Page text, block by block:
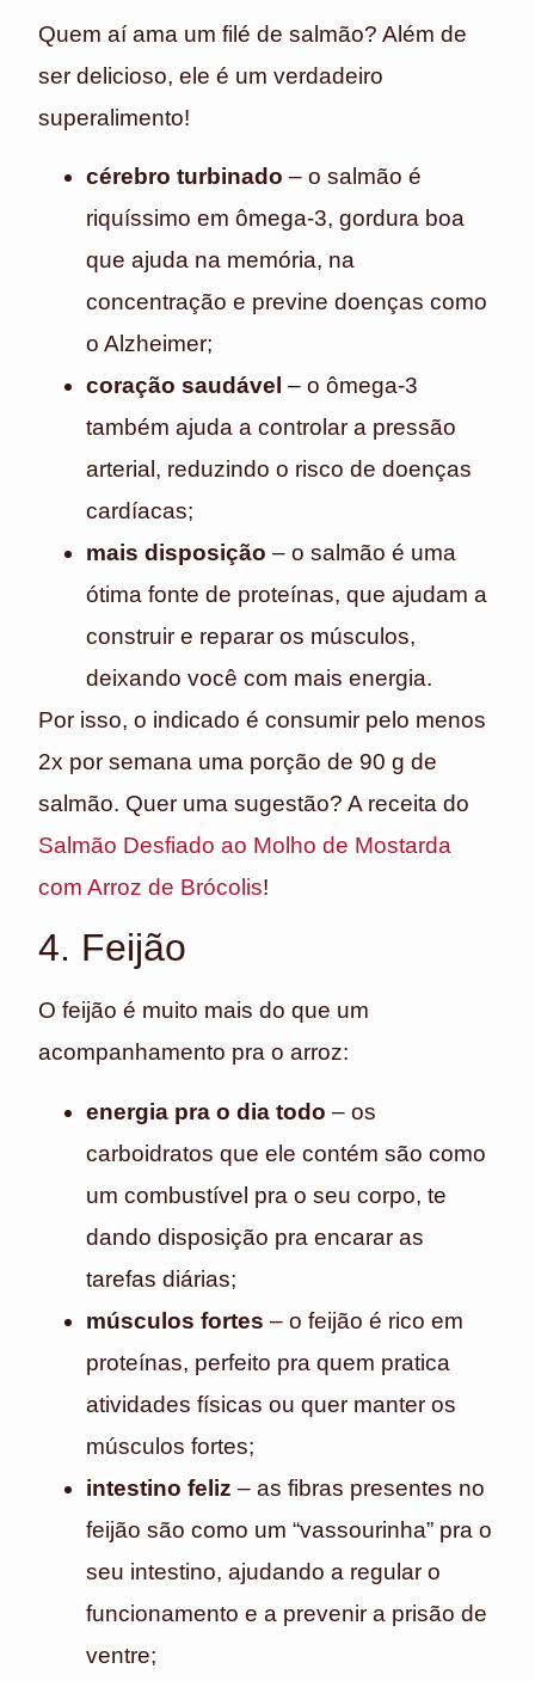
Quem aí ama um filé de salmão? Além de
ser delicioso, ele é um verdadeiro
superalimento!
cérebro turbinado – o salmão é
riquíssimo em ômega-3, gordura boa
que ajuda na memória, na
concentração e previne doenças como
o Alzheimer;
coração saudável – o ômega-3
também ajuda a controlar a pressão
arterial, reduzindo o risco de doenças
cardíacas;
mais disposição – o salmão é uma
ótima fonte de proteínas, que ajudam a
construir e reparar os músculos,
deixando você com mais energia.
Por isso, o indicado é consumir pelo menos
2x por semana uma porção de 90 g de
salmão. Quer uma sugestão? A receita do
Salmão Desfiado ao Molho de Mostarda
com Arroz de Brócolis!
4. Feijão
O feijão é muito mais do que um
acompanhamento pra o arroz:
energia pra o dia todo – os
carboidratos que ele contém são como
um combustível pra o seu corpo, te
dando disposição pra encarar as
tarefas diárias;
músculos fortes – o feijão é rico em
proteínas, perfeito pra quem pratica
atividades físicas ou quer manter os
músculos fortes;
intestino feliz – as fibras presentes no
feijão são como um “vassourinha” pra o
seu intestino, ajudando a regular o
funcionamento e a prevenir a prisão de
ventre;